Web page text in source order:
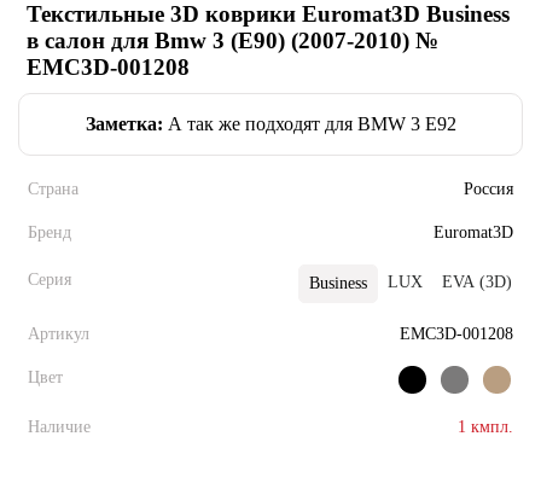
Текстильные 3D коврики Euromat3D Business
в салон для Bmw 3 (E90) (2007-2010) №
EMC3D-001208
Заметка: А так же подходят для BMW 3 E92
Страна Россия
Бренд Euromat3D
Серия Business LUX EVA (3D)
Артикул EMC3D-001208
Цвет
Наличие 1 кмпл.